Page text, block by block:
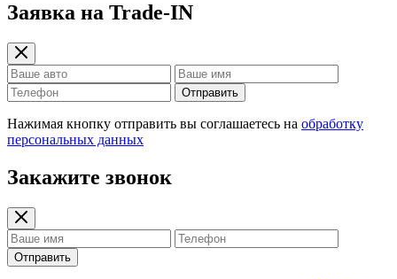
Заявка на Trade-IN
Отправить
Нажимая кнопку отправить вы соглашаетесь на обработку
персональных данных
Закажите звонок
Отправить